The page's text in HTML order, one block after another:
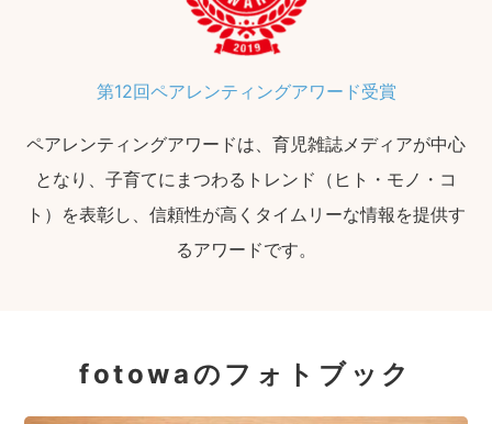
第12回ペアレンティングアワード受賞
ペアレンティングアワードは、育児雑誌メディアが中心
となり、子育てにまつわるトレンド（ヒト・モノ・コ
ト）を表彰し、信頼性が高くタイムリーな情報を提供す
るアワードです。
fotowaのフォトブック